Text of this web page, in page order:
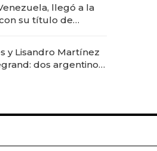
llegó a la
su título de
"fast premium"
y Lisandro Martínez
dos argentinos